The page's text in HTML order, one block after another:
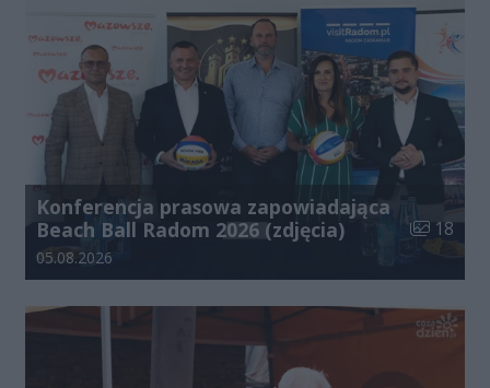
Konferencja prasowa zapowiadająca
Beach Ball Radom 2026 (zdjęcia)
Liczba
18
Data dodania galerii:
05.08.2026